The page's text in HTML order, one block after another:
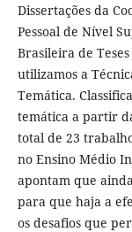
Dissertações da
Pessoal de Nível
Brasileira de
utilizamos a
Temática.
temática a partir
total de 23
no Ensino Médio
apontam que
para que haja a
os desafios que